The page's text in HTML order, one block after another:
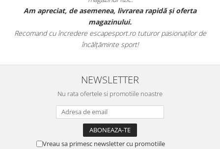
Am apreciat, de asemenea, livrarea rapidă și oferta
magazinului.
Recomand cu încredere escapesport.ro tuturor pasionaților de
încălțăminte sport!
NEWSLETTER
Nu rata ofertele si promotiile noastre
Vreau sa primesc newsletter cu promotiile